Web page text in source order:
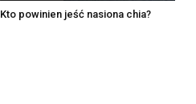
Kto powinien jeść nasiona chia?